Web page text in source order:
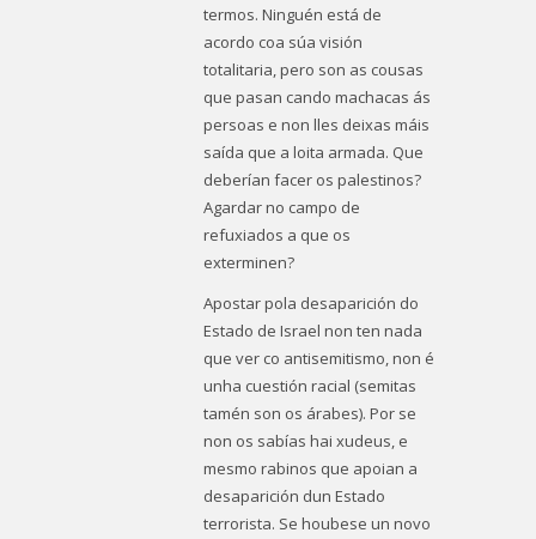
termos. Ninguén está de
acordo coa súa visión
totalitaria, pero son as cousas
que pasan cando machacas ás
persoas e non lles deixas máis
saída que a loita armada. Que
deberían facer os palestinos?
Agardar no campo de
refuxiados a que os
exterminen?
Apostar pola desaparición do
Estado de Israel non ten nada
que ver co antisemitismo, non é
unha cuestión racial (semitas
tamén son os árabes). Por se
non os sabías hai xudeus, e
mesmo rabinos que apoian a
desaparición dun Estado
terrorista. Se houbese un novo